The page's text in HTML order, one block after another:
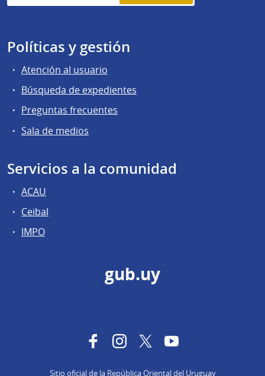
Políticas y gestión
Atención al usuario
Búsqueda de expedientes
Preguntas frecuentes
Sala de medios
Servicios a la comunidad
ACAU
Ceibal
IMPO
gub.uy
FacebookInstagram
TwitterYouTube
Sitio oficial de la República Oriental del Uruguay